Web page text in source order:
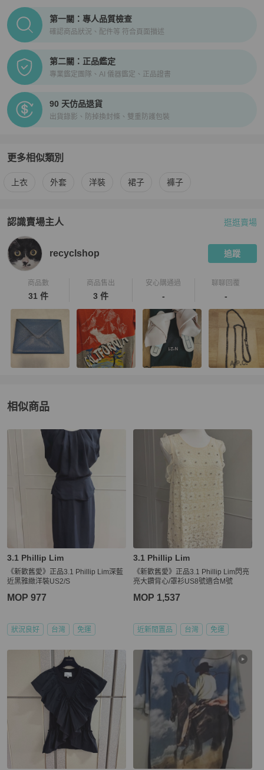
PopChill拍拍圈正品驗證、安心購檢驗流程介紹
第一關：專人品質檢查
確認商品狀況、配件等 符合頁面描述
第二關：正品鑑定
專業鑑定團隊、AI 儀器鑑定、正品證書
90 天仿品退貨
出貨錄影、防掉換封條、雙重防護包裝
更多相似類別
更多 3.1 Phillip Lim 女裝相似商品推薦
上衣 外套 洋裝 裙子 褲子
認識賣場主人
PopChill 拍拍圈嚴選賣家
逛逛賣場
recyclshop 追蹤
商品數
31 件
商品售出
3 件
安心購通過
-
聊聊回覆
-
相似商品
更多相似3.1 Phillip Lim女裝 推薦精品
3.1 Phillip Lim
《新歡舊愛》正品3.1 Phillip Lim深藍
近黑雅緻洋裝US2/S
MOP 977
狀況良好 台灣 免運
3.1 Phillip Lim
《新歡舊愛》正品3.1 Phillip Lim閃亮
亮大鑽背心/罩衫US8號適合M號
MOP 1,537
近新閒置品 台灣 免運